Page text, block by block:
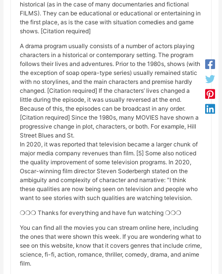
historical (as in the case of many documentaries and fictional
FILMS). They can be educational or educational or entertaining in
the first place, as is the case with situation comedies and game
shows. [Citation required]
A drama program usually consists of a number of actors playing
characters in a historical or contemporary setting. The program
follows their lives and adventures. Prior to the 1980s, shows (with
the exception of soap opera-type series) usually remained static
with no storylines, and the main characters and premise hardly
changed. [Citation required] If the characters’ lives changed a
little during the episode, it was usually reversed at the end.
Because of this, the episodes can be broadcast in any order.
[Citation required] Since the 1980s, many MOVIES have shown a
progressive change in plot, characters, or both. For example, Hill
Street Blues and St.
In 2020, it was reported that television became a larger chunk of
major media company revenues than film. [5] Some also noticed
the quality improvement of some television programs. In 2020,
Oscar-winning film director Steven Soderbergh stated on the
ambiguity and complexity of character and narrative: “I think
these qualities are now being seen on television and people who
want to see stories with such qualities are watching television.
❍❍❍ Thanks for everything and have fun watching ❍❍❍
You can find all the movies you can stream online here, including
the ones that were shown this week. If you are wondering what to
see on this website, know that it covers genres that include crime,
science, fi-fi, action, romance, thriller, comedy, drama, and anime
film.